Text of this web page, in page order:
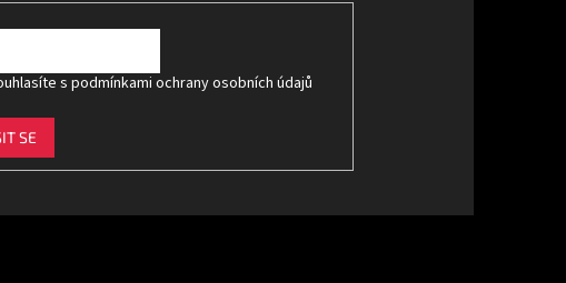
spodmínkami ochrany osobních údajů
SE